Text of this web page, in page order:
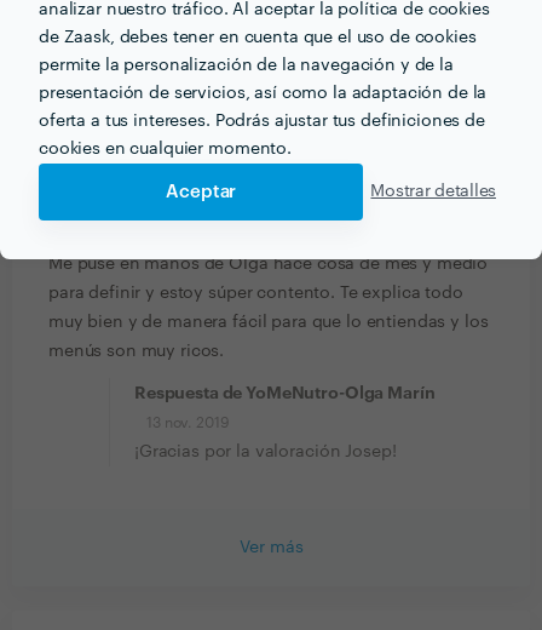
analizar nuestro tráfico. Al aceptar la política de cookies
de Zaask, debes tener en cuenta que el uso de cookies
permite la personalización de la navegación y de la
presentación de servicios, así como la adaptación de la
oferta a tus intereses. Podrás ajustar tus definiciones de
cookies en cualquier momento.
Aceptar Mostrar detalles
2 dic. 2019
Hicimos un buen trabajo Marta. ¡Me alegro
muchísimo! Saludos.
Josep Maria Crespí
Me puse en manos de Olga hace cosa de mes y medio
para definir y estoy súper contento. Te explica todo
muy bien y de manera fácil para que lo entiendas y los
menús son muy ricos.
Respuesta de YoMeNutro-Olga Marín
13 nov. 2019
¡Gracias por la valoración Josep!
Ver más